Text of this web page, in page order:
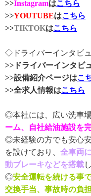
>>Instagramはこちら
>>YOUTUBEはこちら
>>TIKTOKはこちら
◇ドライバーインタビ
>>ドライバーインタビ
>>設備紹介ページはこ
>>全求人情報はこちら
◎本社には、広い洗車場
ーム、自社給油施設を
◎未経験の方でも安心
を設けており、 全車両
動ブレーキなどを搭載
◎安全運転を続ける事
交換手当、事故時の負